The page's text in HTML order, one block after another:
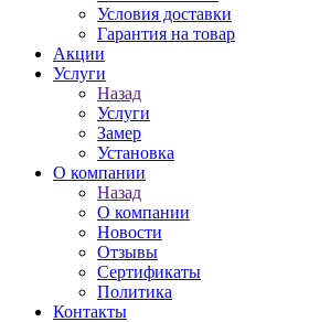
Условия доставки
Гарантия на товар
Акции
Услуги
Назад
Услуги
Замер
Установка
О компании
Назад
О компании
Новости
Отзывы
Сертификаты
Политика
Контакты